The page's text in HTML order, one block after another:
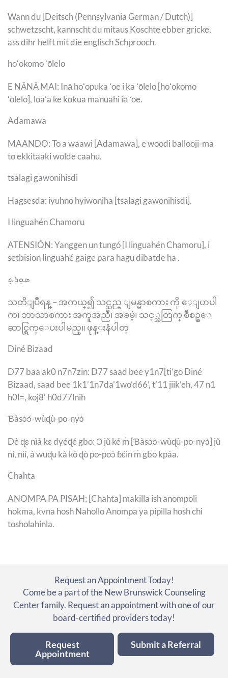
Wann du [Deitsch (Pennsylvania German / Dutch)]
schwetzscht, kannscht du mitaus Koschte ebber gricke,
ass dihr helft mit die englisch Schprooch.
hoʻokomo ʻōlelo
E NĀNĀ MAI: Inā hoʻopuka ʻoe i ka ʻōlelo [hoʻokomo
ʻōlelo], loaʻa ke kōkua manuahi iā ʻoe.
Adamawa
MAANDO: To a waawi [Adamawa], e woodi ballooji-ma
to ekkitaaki wolde caahu.
tsalagi gawonihisdi
Hagsesda: iyuhno hyiwoniha [tsalagi gawonihisdi].
I linguahén Chamoru
ATENSIÓN: Yanggen un tungó [I linguahén Chamoru], i
setbision linguahé gaige para hagu dibatde ha .
ܣܘܼܪܸܬ݂
သတိျပဳရန္ – အကယ္၍ သင္သည္ ျမန္မာစကား ကို ေျပာပါ
က၊ ဘာသာစကား အကူအညီ၊ အခမဲ့၊ သင့္အတြက္ စီစဥ္ေ
ဆာင္ရြက္ေပးပါမည္။ ဖုန္းနံပါတ္
Diné Bizaad
D77 baa ak0 n7n7zin: D77 saad bee y1n7[ti’go Diné
Bizaad, saad bee 1k1’1n7da’1wo’d66’, t’11 jiik’eh, 47 n1
h0l=, koj8’ h0d77lnih
Ɓàsɔ́ɔ̀-wùɖù-po-nyɔ̀
Dè ɖɛ nìà kɛ dyéɖé gbo: Ɔ jǔ ké m̀ [Ɓàsɔ́ɔ̀-wùɖù-po-nyɔ̀] jǔ
ní, nìí, à wuɖu kà kò ɖò po-poɔ̀ ɓɛ́ìn m̀ gbo kpáa.
Chahta
ANOMPA PA PISAH: [Chahta] makilla ish anompoli
hokma, kvna hosh Nahollo Anompa ya pipilla hosh chi
tosholahinla.
Request an Appointment Today!
Come be a part of the New Brunswick Counseling
Center family. Request an appointment with one of our
board-certified providers today!
Request
Appointment
Submit a Referral